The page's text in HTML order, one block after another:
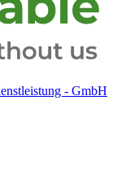
- GmbH